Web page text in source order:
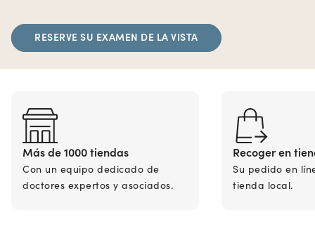
RESERVE SU EXAMEN DE LA VISTA
Más de 1000 tiendas
Con un equipo dedicado de
doctores expertos y asociados.
Recoger en
Su pedido en
tienda local.